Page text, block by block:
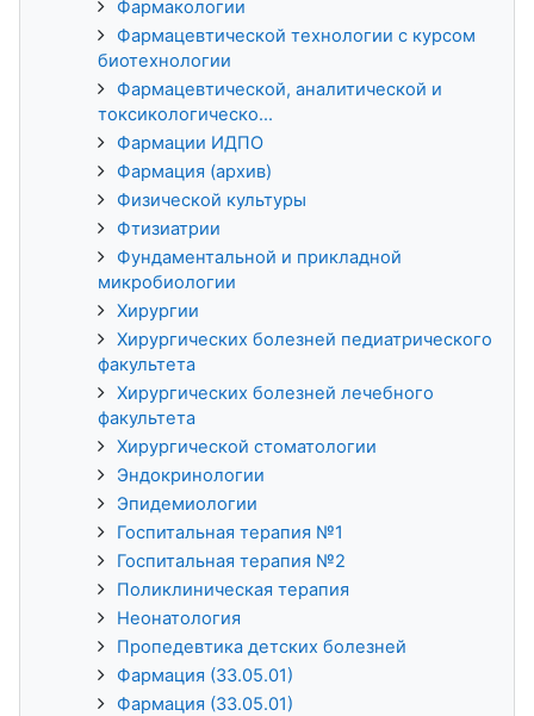
Фармакологии
Фармацевтической технологии с курсом
биотехнологии
Фармацевтической, аналитической и
токсикологическо...
Фармации ИДПО
Фармация (архив)
Физической культуры
Фтизиатрии
Фундаментальной и прикладной
микробиологии
Хирургии
Хирургических болезней педиатрического
факультета
Хирургических болезней лечебного
факультета
Хирургической стоматологии
Эндокринологии
Эпидемиологии
Госпитальная терапия №1
Госпитальная терапия №2
Поликлиническая терапия
Неонатология
Пропедевтика детских болезней
Фармация (33.05.01)
Фармация (33.05.01)